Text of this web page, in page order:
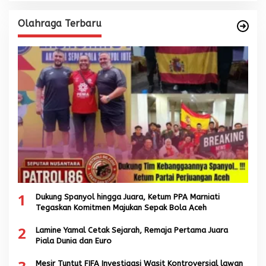
Olahraga Terbaru
1
Dukung Spanyol hingga Juara, Ketum PPA Marniati
Tegaskan Komitmen Majukan Sepak Bola Aceh
2
Lamine Yamal Cetak Sejarah, Remaja Pertama Juara
Piala Dunia dan Euro
Mesir Tuntut FIFA Investigasi Wasit Kontroversial lawan